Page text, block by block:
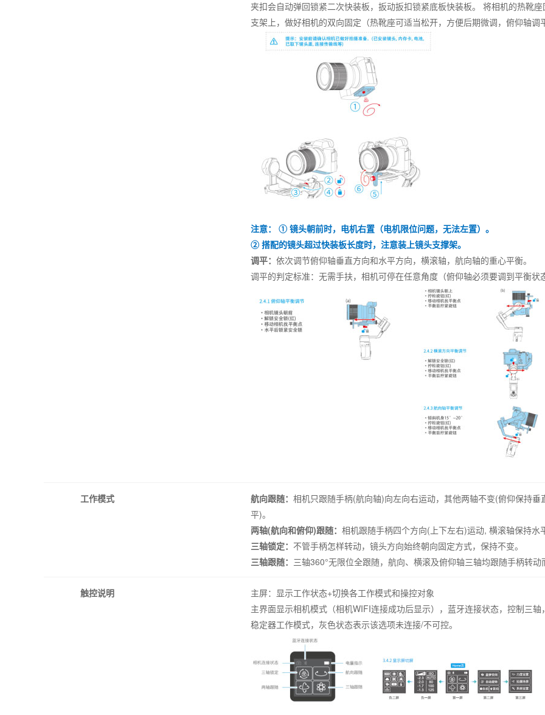
夹扣会自动弹回锁紧二次快装板，扳动扳扣锁紧底板快装板。 将相机的热靴
支架上，做好相机的双向固定（热靴座可适当松开，方便后期微调，俯仰轴调
注意： ① 镜头朝前时，电机右置（电机限位问题，无法左置）。
② 搭配的镜头超过快装板长度时，注意装上镜头支撑架。
调平： 依次调节俯仰轴垂直方向和水平方向，横滚轴，航向轴的重心平衡。
调平的判定标准：无需手扶，相机可停在任意角度（俯仰轴必须要调到平衡状
工作模式 航向跟随： 相机只跟随手柄(航向轴)向左向右运动，其他两轴不变(俯仰保持垂
平)。
两轴(航向和俯仰)跟随： 相机跟随手柄四个方向(上下左右)运动, 横滚轴保持水
三轴锁定： 不管手柄怎样转动，镜头方向始终朝向固定方式，保持不变。
三轴跟随： 三轴360°无限位全跟随，航向、横滚及俯仰轴三轴均跟随手柄转动
触控说明
主屏：显示工作状态+切换各工作模式和操控对象
主界面显示相机模式（相机WIFI连接成功后显示），蓝牙连接状态，控制三轴
稳定器工作模式，灰色状态表示该选项未连接/不可控。